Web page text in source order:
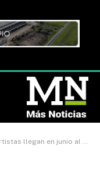
en junio al Teatro Otamendi